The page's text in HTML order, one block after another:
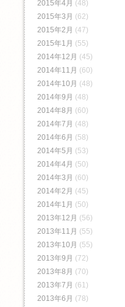
2015年4月 (48)
2015年3月 (62)
2015年2月 (47)
2015年1月 (55)
2014年12月 (45)
2014年11月 (60)
2014年10月 (48)
2014年9月 (48)
2014年8月 (60)
2014年7月 (48)
2014年6月 (58)
2014年5月 (53)
2014年4月 (50)
2014年3月 (60)
2014年2月 (45)
2014年1月 (50)
2013年12月 (56)
2013年11月 (55)
2013年10月 (55)
2013年9月 (72)
2013年8月 (70)
2013年7月 (61)
2013年6月 (78)